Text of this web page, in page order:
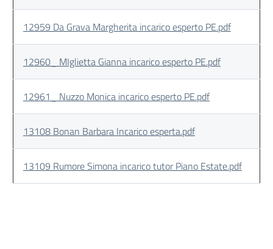
12959 Da Grava Margherita incarico esperto PE.pdf
12960_ MIglietta Gianna incarico esperto PE.pdf
12961_ Nuzzo Monica incarico esperto PE.pdf
13108 Bonan Barbara Incarico esperta.pdf
13109 Rumore Simona incarico tutor Piano Estate.pdf